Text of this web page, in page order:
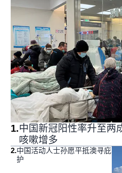
1.中国新冠阳性率升至
咳嗽增多
2.中国活动人士孙愿平抵澳寻庇
护